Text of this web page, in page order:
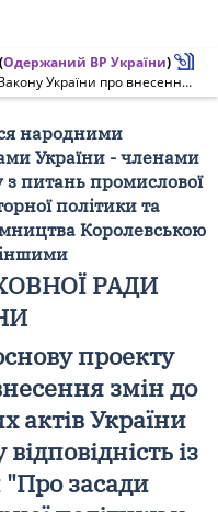
(Одержаний ВР України)
Про прийняття за основу проекту Закону України про внесення змін до деяких законодавчих актів України щодо приведення їх у відповідність із Законом України "Про засади державної регуляторної політики у сфері господарської діяльності"